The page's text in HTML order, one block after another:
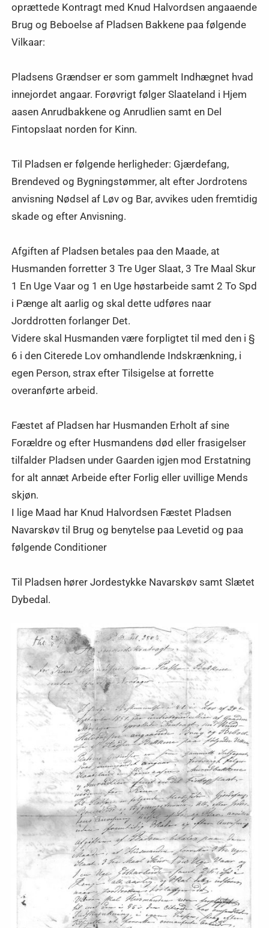
oprættede Kontragt med Knud Halvordsen angaaende
Brug og Beboelse af Pladsen Bakkene paa følgende
Vilkaar:
Pladsens Grændser er som gammelt Indhægnet hvad
innejordet angaar. Forøvrigt følger Slaateland i Hjem
aasen Anrudbakkene og Anrudlien samt en Del
Fintopslaat norden for Kinn.
Til Pladsen er følgende herligheder: Gjærdefang,
Brendeved og Bygningstømmer, alt efter Jordrotens
anvisning Nødsel af Løv og Bar, avvikes uden fremtidig
skade og efter Anvisning.
Afgiften af Pladsen betales paa den Maade, at
Husmanden forretter 3 Tre Uger Slaat, 3 Tre Maal Skur
1 En Uge Vaar og 1 en Uge høstarbeide samt 2 To Spd
i Pænge alt aarlig og skal dette udføres naar
Jorddrotten forlanger Det.
Videre skal Husmanden være forpligtet til med den i §
6 i den Citerede Lov omhandlende Indskrænkning, i
egen Person, strax efter Tilsigelse at forrette
overanførte arbeid.
Fæstet af Pladsen har Husmanden Erholt af sine
Forældre og efter Husmandens død eller frasigelser
tilfalder Pladsen under Gaarden igjen mod Erstatning
for alt annæt Arbeide efter Forlig eller uvillige Mends
skjøn.
I lige Maad har Knud Halvordsen Fæstet Pladsen
Navarskøv til Brug og benytelse paa Levetid og paa
følgende Conditioner
Til Pladsen hører Jordestykke Navarskøv samt Slætet
Dybedal.